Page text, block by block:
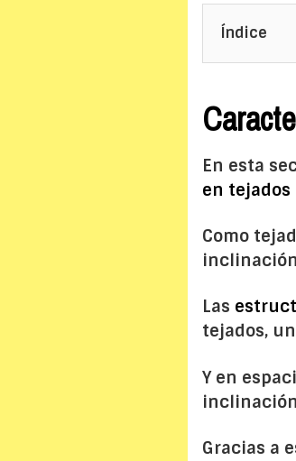
Índice
En esta
en
Como
Las
tejados,
Y en
Gracias a